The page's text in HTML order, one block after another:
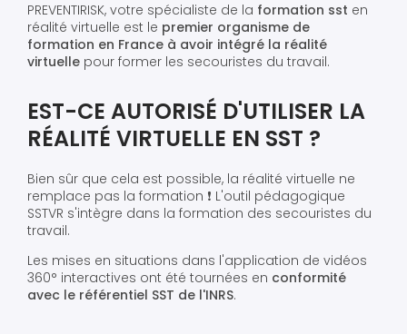
PREVENTIRISK, votre spécialiste de la formation sst en
réalité virtuelle est le premier organisme de
formation en France à avoir intégré la réalité
virtuelle pour former les secouristes du travail.
EST-CE AUTORISÉ D'UTILISER LA
RÉALITÉ VIRTUELLE EN SST ?
Bien sûr que cela est possible, la réalité virtuelle ne
remplace pas la formation ❗️ L'outil pédagogique
SSTVR s'intègre dans la formation des secouristes du
travail.
Les mises en situations dans l'application de vidéos
360° interactives ont été tournées en conformité
avec le référentiel SST de l'INRS.